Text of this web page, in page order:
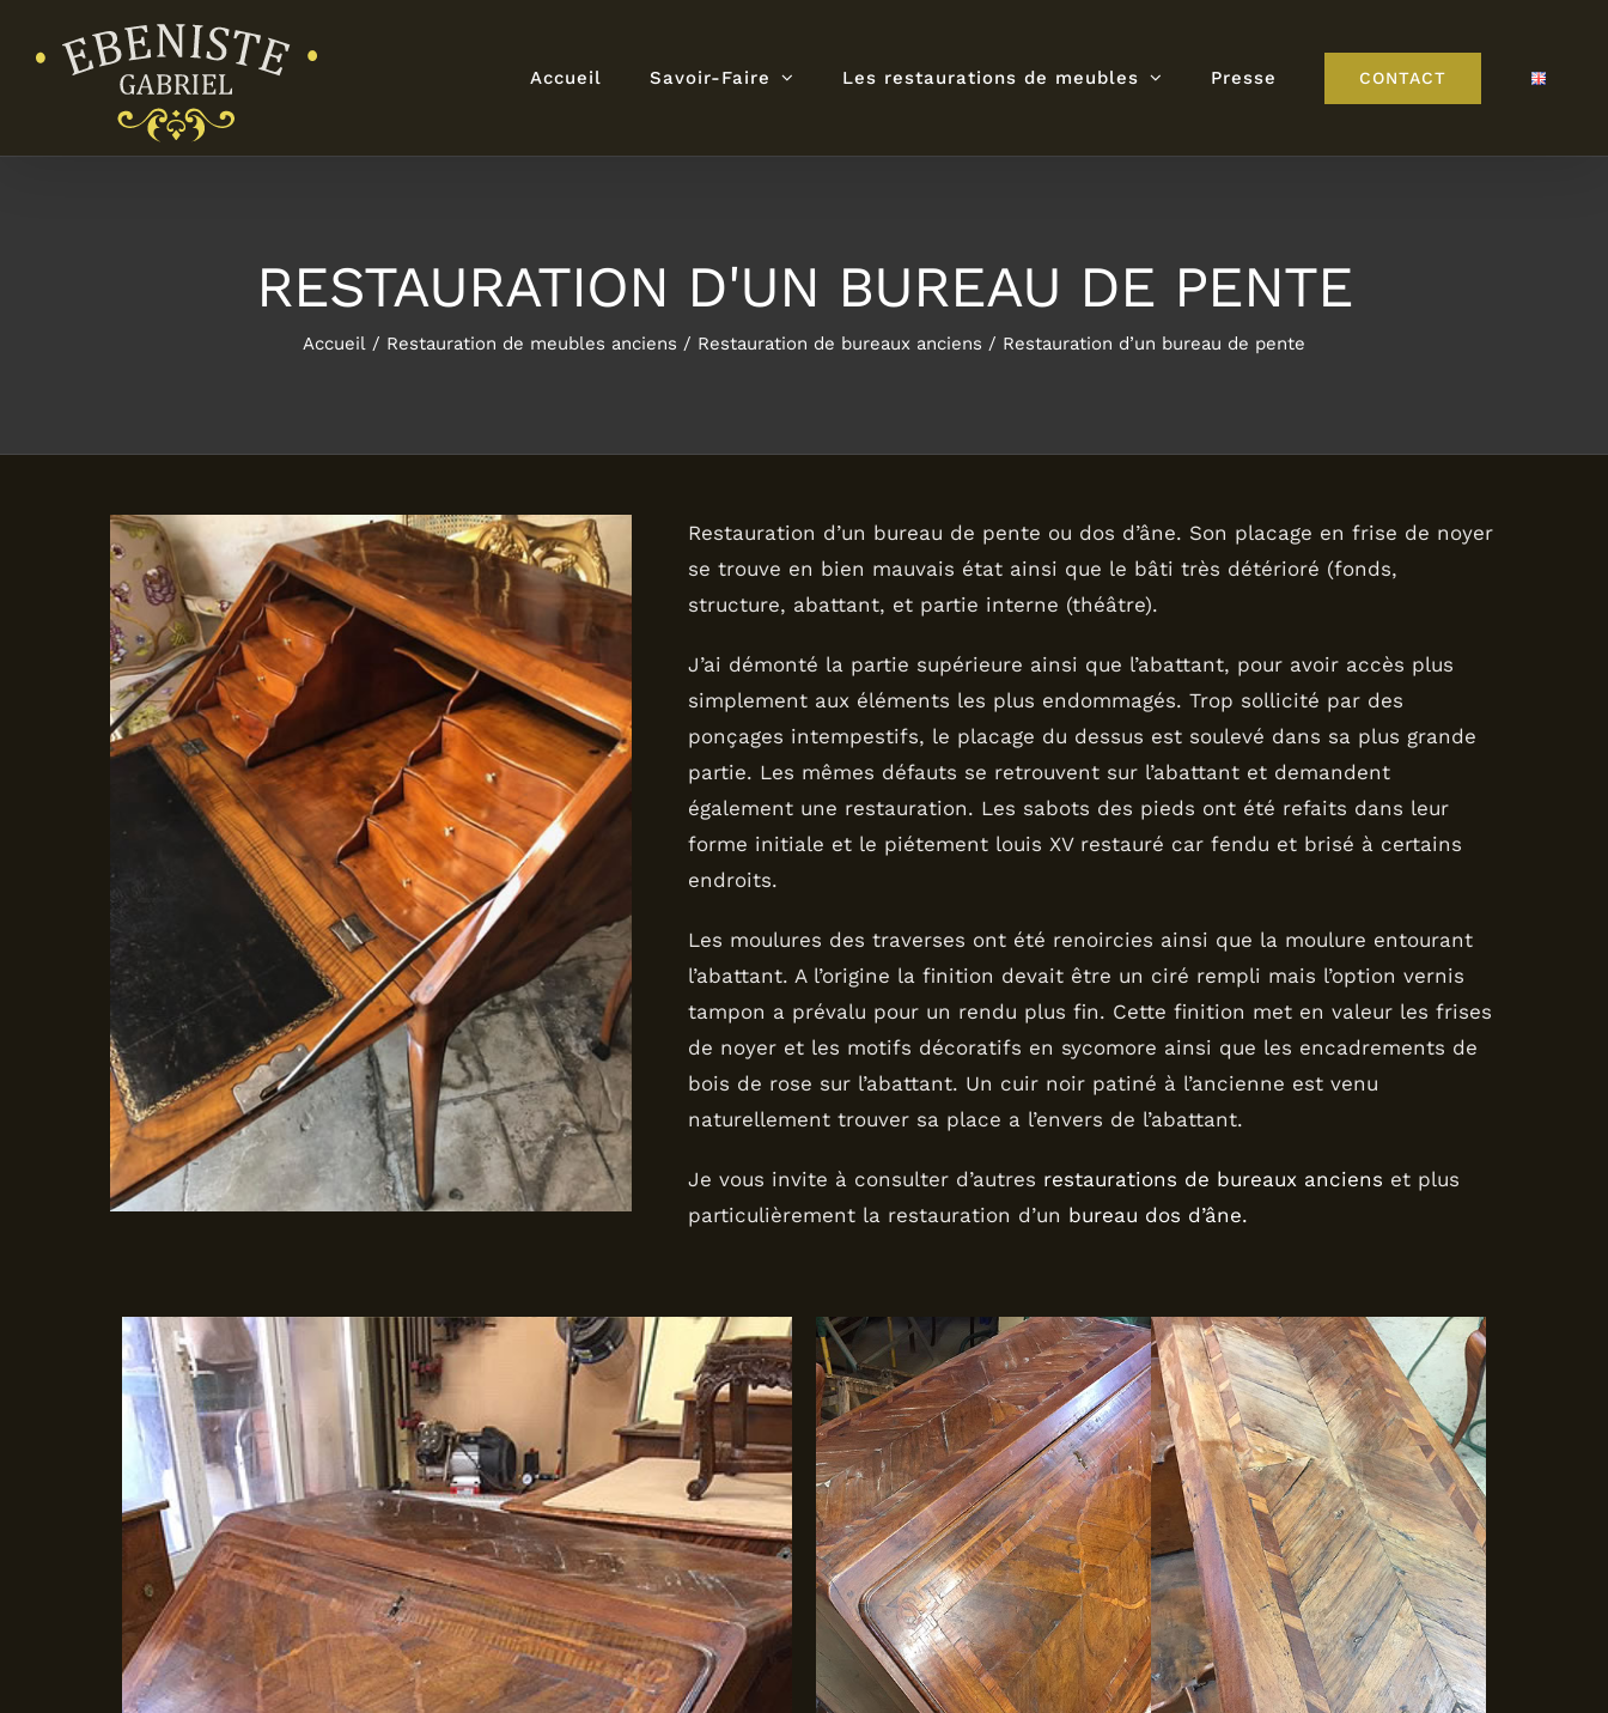
Accueil Savoir-Faire Les restaurations de meubles Presse CONTACT
RESTAURATION D'UN BUREAU DE PENTE
Accueil Restauration de meubles anciens Restauration de bureaux anciens Restauration d’un bureau de pente
Restauration d’un bureau de pente ou dos d’âne. Son placage en frise de noyer
se trouve en bien mauvais état ainsi que le bâti très détérioré (fonds,
structure, abattant, et partie interne (théâtre).
J’ai démonté la partie supérieure ainsi que l’abattant, pour avoir accès plus
simplement aux éléments les plus endommagés. Trop sollicité par des
ponçages intempestifs, le placage du dessus est soulevé dans sa plus grande
partie. Les mêmes défauts se retrouvent sur l’abattant et demandent
également une restauration. Les sabots des pieds ont été refaits dans leur
forme initiale et le piétement louis XV restauré car fendu et brisé à certains
endroits.
Les moulures des traverses ont été renoircies ainsi que la moulure entourant
l’abattant. A l’origine la finition devait être un ciré rempli mais l’option vernis
tampon a prévalu pour un rendu plus fin. Cette finition met en valeur les frises
de noyer et les motifs décoratifs en sycomore ainsi que les encadrements de
bois de rose sur l’abattant. Un cuir noir patiné à l’ancienne est venu
naturellement trouver sa place a l’envers de l’abattant.
Je vous invite à consulter d’autres restaurations de bureaux anciens et plus
particulièrement la restauration d’un bureau dos d’âne.